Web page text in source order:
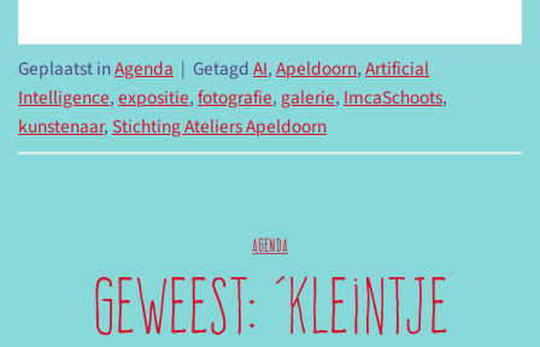
Geplaatst inAgenda | GetagdAI,Apeldoorn,Artificial
Intelligence,expositie,fotografie, galerie, ImcaSchoots,
kunstenaar,Stichting Ateliers Apeldoorn
AGENDA
Geweest: ‘Kleintje